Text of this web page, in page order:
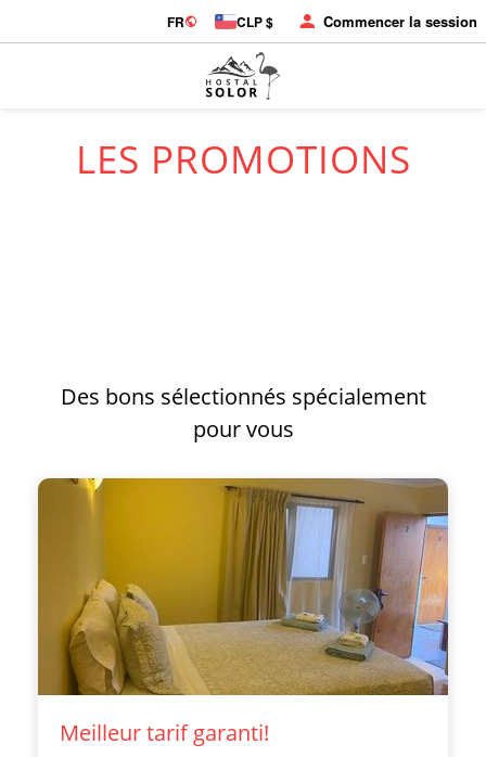
FR CLP $ Commencer la session
LES PROMOTIONS
Des bons sélectionnés spécialement
pour vous
Meilleur tarif garanti!